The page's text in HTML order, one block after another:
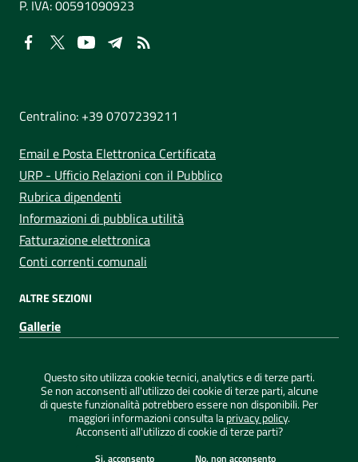
P. IVA:00591090923
Centralino: +39 0707239211
Email e Posta Elettronica Certificata
URP - Ufficio Relazioni con il Pubblico
Rubrica dipendenti
Informazioni di pubblica utilità
Fatturazione elettronica
Conti correnti comunali
ALTRE SEZIONI
Gallerie
Sezione Link Utili
Credits | Mappa del sito | ConsulMedia
2026 Comune di Capoterra - Tutti i diritti riservati
Questo sito utilizza cookie tecnici, analytics e di terze parti.
Se non acconsenti all'utilizzo dei cookie di terze parti, alcune
di queste funzionalità potrebbero essere non disponibili. Per
maggiori informazioni consulta laprivacy policy.
Acconsenti all'utilizzo di cookie di terze parti?
Si, acconsento No, non acconsento